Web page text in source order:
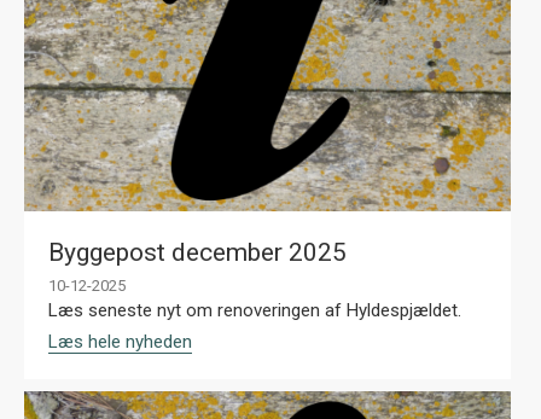
Byggepost december 2025
10-12-2025
Læs seneste nyt om renoveringen af Hyldespjældet.
Læs hele nyheden